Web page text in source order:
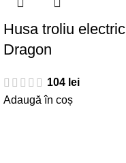
Husa troliu electric
Dragon
104 lei
Adaugă în coș